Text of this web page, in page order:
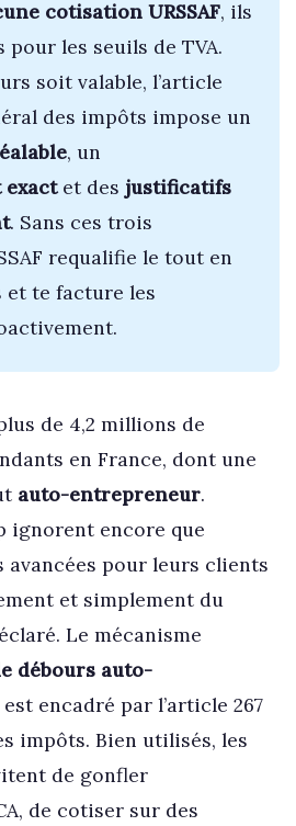
cotisation URSSAF, ils
les seuils de TVA.
soit valable, l’article
des impôts impose un
, un
et des justificatifs
. Sans ces trois
requalifie le tout en
et te facture les
de 4,2 millions de
en France, dont une
auto-entrepreneur.
ignorent encore que
avancées pour leurs clients
et simplement du
Le mécanisme
débours auto-
encadré par l’article 267
impôts. Bien utilisés, les
de gonfler
de cotiser sur des